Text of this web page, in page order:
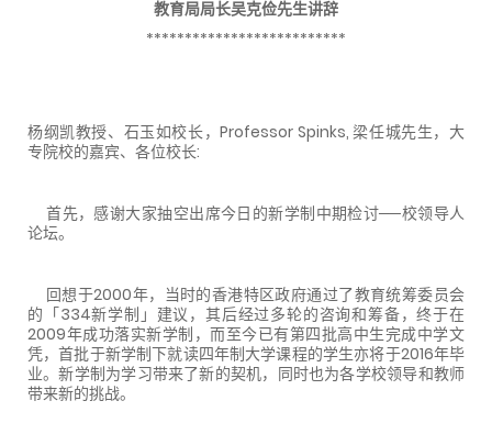
教育局局长吴克俭先生讲辞
**************************
杨纲凯教授、 石玉如校长，Professor Spinks,梁任城先生，大
专院校的嘉宾、各位校长:
首先，感谢大家抽空出席今日的新学制中期检讨──校领导人
论坛。
回想于2000年，当时的香港特区政府通过了教育统筹委员会
的「334新学制」建议，其后经过多轮的咨询和筹备，终于在
2009年成功落实新学制，而至今已有第四批高中生完成中学文
凭，首批于新学制下就读四年制大学课程的学生亦将于2016年毕
业。新学制为学习带来了新的契机，同时也为各学校领导和教师
带来新的挑战。